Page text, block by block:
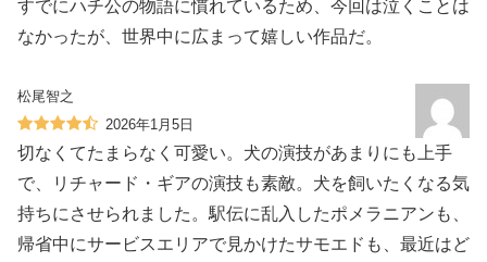
すでにハチ公の物語に慣れているため、今回は泣くことは
なかったが、世界中に広まって嬉しい作品だ。
松尾智之
2026年1月5日
切なくてたまらなく可愛い。犬の演技があまりにも上手
で、リチャード・ギアの演技も素敵。犬を飼いたくなる気
持ちにさせられました。駅伝に乱入したポメラニアンも、
帰省中にサービスエリアで見かけたサモエドも、最近はど